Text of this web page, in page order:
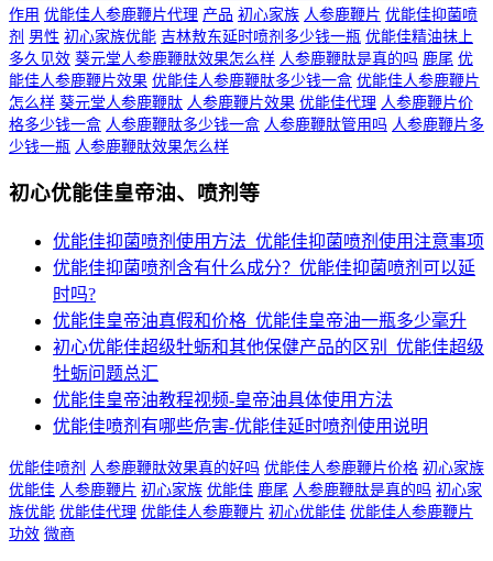
作用 优能佳人参鹿鞭片代理 产品 初心家族 人参鹿鞭片 优能佳抑菌喷
剂 男性 初心家族优能 吉林敖东延时喷剂多少钱一瓶 优能佳精油抹上
多久见效 葵元堂人参鹿鞭肽效果怎么样 人参鹿鞭肽是真的吗 鹿尾 优
能佳人参鹿鞭片效果 优能佳人参鹿鞭肽多少钱一盒 优能佳人参鹿鞭片
怎么样 葵元堂人参鹿鞭肽 人参鹿鞭片效果 优能佳代理 人参鹿鞭片价
格多少钱一盒 人参鹿鞭肽多少钱一盒 人参鹿鞭肽管用吗 人参鹿鞭片多
少钱一瓶 人参鹿鞭肽效果怎么样
初心优能佳皇帝油、喷剂等
优能佳抑菌喷剂使用方法_优能佳抑菌喷剂使用注意事项
优能佳抑菌喷剂含有什么成分？优能佳抑菌喷剂可以延
时吗?
优能佳皇帝油真假和价格_优能佳皇帝油一瓶多少毫升
初心优能佳超级牡蛎和其他保健产品的区别_优能佳超级
牡蛎问题总汇
优能佳皇帝油教程视频-皇帝油具体使用方法
优能佳喷剂有哪些危害-优能佳延时喷剂使用说明
优能佳喷剂 人参鹿鞭肽效果真的好吗 优能佳人参鹿鞭片价格 初心家族
优能佳 人参鹿鞭片 初心家族 优能佳 鹿尾 人参鹿鞭肽是真的吗 初心家
族优能 优能佳代理 优能佳人参鹿鞭片 初心优能佳 优能佳人参鹿鞭片
功效 微商